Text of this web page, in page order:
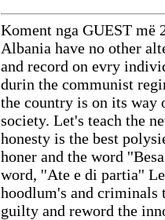
Koment nga GUEST më
Albania have no other
and record on evry
durin the communist
the country is on its way
society. Let's teach the
honesty is the best
honer and the word
word, ''Ate e di partia''
hoodlum's and
guilty and reword the